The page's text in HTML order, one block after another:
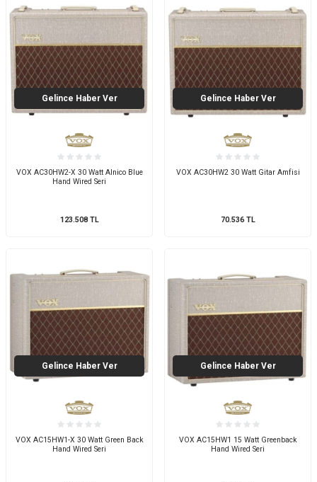
VOX AC30HW2-X 30 Watt Alnico Blue
Hand Wired Seri
123.508TL
Gelince Haber Ver
VOX AC30HW2 30 Watt Gitar Amfisi
70.536TL
Gelince Haber Ver
VOX AC15HW1-X 30 Watt Green Back
Hand Wired Seri
Gelince Haber Ver
VOX AC15HW1 15 Watt Greenback
Hand Wired Seri
Gelince Haber Ver